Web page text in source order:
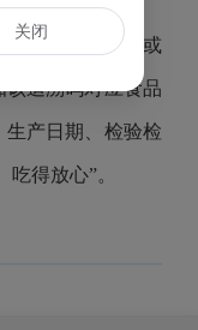
追溯管理平台或
追溯码对应食品
产日期、检验检
得放心”。
关闭